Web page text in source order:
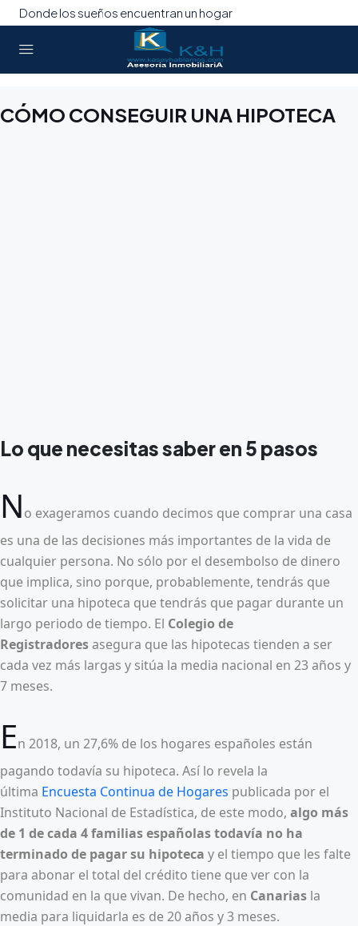
Donde los sueños encuentran un hogar
CÓMO CONSEGUIR UNA HIPOTECA
Lo que necesitas saber en 5 pasos
No exageramos cuando decimos que comprar una casa
es una de las decisiones más importantes de la vida de
cualquier persona. No sólo por el desembolso de dinero
que implica, sino porque, probablemente, tendrás que
solicitar una hipoteca que tendrás que pagar durante un
largo periodo de tiempo. El Colegio de
Registradoresasegura que las hipotecas tienden a ser
cada vez más largas y sitúa la media nacional en 23 años y
7 meses.
En 2018, un 27,6% de los hogares españoles están
pagando todavía su hipoteca. Así lo revela la
última Encuesta Continua de Hogares publicada por el
Instituto Nacional de Estadística, de este modo, algo más
de 1 de cada 4 familias españolas todavía no ha
terminado de pagar su hipoteca y el tiempo que les falte
para abonar el total del crédito tiene que ver con la
comunidad en la que vivan. De hecho, en Canarias la
media para liquidarla es de 20 años y 3 meses.